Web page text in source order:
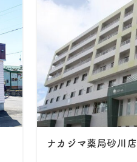
ナカジマ薬局砂川店